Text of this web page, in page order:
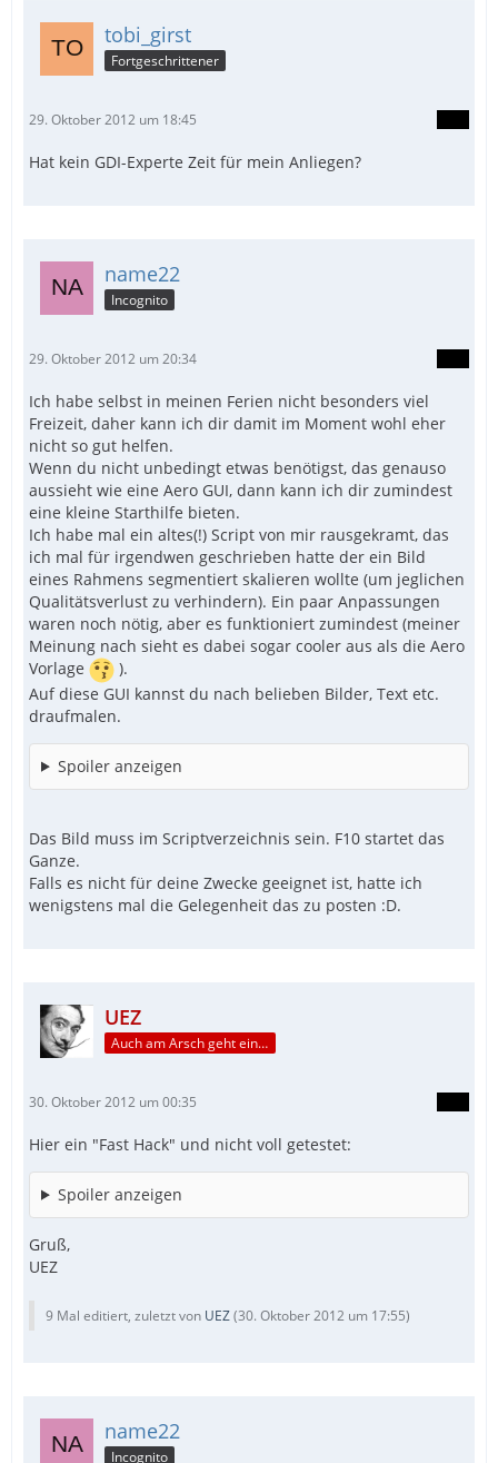
tobi_girst
Fortgeschrittener
29. Oktober 2012 um 18:45
Hat kein GDI-Experte Zeit für mein Anliegen?
name22
Incognito
29. Oktober 2012 um 20:34
Ich habe selbst in meinen Ferien nicht besonders viel
Freizeit, daher kann ich dir damit im Moment wohl eher
nicht so gut helfen.
Wenn du nicht unbedingt etwas benötigst, das genauso
aussieht wie eine Aero GUI, dann kann ich dir zumindest
eine kleine Starthilfe bieten.
Ich habe mal ein altes(!) Script von mir rausgekramt, das
ich mal für irgendwen geschrieben hatte der ein Bild
eines Rahmens segmentiert skalieren wollte (um jeglichen
Qualitätsverlust zu verhindern). Ein paar Anpassungen
waren noch nötig, aber es funktioniert zumindest (meiner
Meinung nach sieht es dabei sogar cooler aus als die Aero
Vorlage
).
Auf diese GUI kannst du nach belieben Bilder, Text etc.
draufmalen.
Spoiler anzeigen
Das Bild muss im Scriptverzeichnis sein. F10 startet das
Ganze.
Falls es nicht für deine Zwecke geeignet ist, hatte ich
wenigstens mal die Gelegenheit das zu posten :D.
UEZ
Auch am Arsch geht ein Weg vorbei...
30. Oktober 2012 um 00:35
Hier ein "Fast Hack" und nicht voll getestet:
Spoiler anzeigen
Gruß,
UEZ
9 Mal editiert, zuletzt von UEZ(30. Oktober 2012 um 17:55)
name22
Incognito